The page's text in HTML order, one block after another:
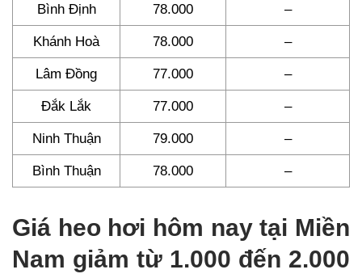
Bình Định 78.000 –
Khánh Hoà 78.000 –
Lâm Đồng 77.000 –
Đắk Lắk 77.000 –
Ninh Thuận 79.000 –
Bình Thuận 78.000 –
Giá heo hơi hôm nay tại Miền
Nam giảm từ 1.000 đến 2.000